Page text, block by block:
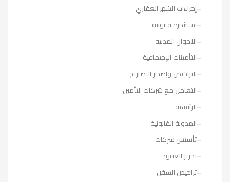
إجراءات الشهر العقاري
استشارة قانونية
الاحوال المدنية
التأمينات الإجتماعية
التراخيص وإصدار التصاريح
التعامل مع شركات التأمين
الرئيسية
المدونة القانونية
تأسيس شركات
تحرير العقود
تراخيص السفن